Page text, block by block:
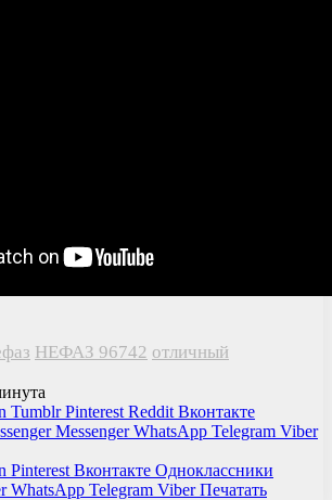
НЕФАЗ 96742 отличный
Tumblr Pinterest Reddit Вконтакте
Messenger WhatsApp Telegram Viber
Pinterest Вконтакте Одноклассники
WhatsApp Telegram Viber Печатать